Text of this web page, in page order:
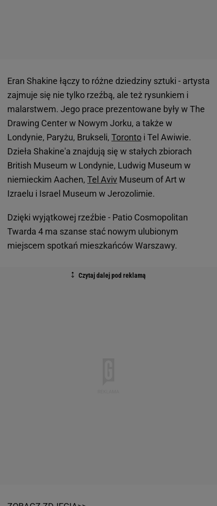
Eran Shakine łączy to różne dziedziny sztuki - artysta
zajmuje się nie tylko rzeźbą, ale też rysunkiem i
malarstwem. Jego prace prezentowane były w The
Drawing Center w Nowym Jorku, a także w
Londynie, Paryżu, Brukseli, Toronto i Tel Awiwie.
Dzieła Shakine'a znajdują się w stałych zbiorach
British Museum w Londynie, Ludwig Museum w
niemieckim Aachen, Tel Aviv Museum of Art w
Izraelu i Israel Museum w Jerozolimie.
Dzięki wyjątkowej rzeźbie - Patio Cosmopolitan
Twarda 4 ma szanse stać nowym ulubionym
miejscem spotkań mieszkańców Warszawy.